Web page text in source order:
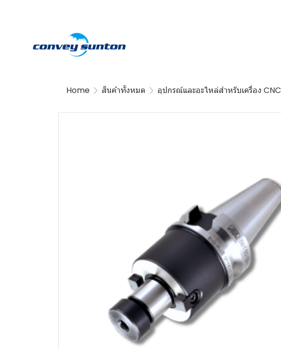
Home สินค้าทั้งหมด อุปกรณ์และอะไหล่สำหรับเครื่อง CNC